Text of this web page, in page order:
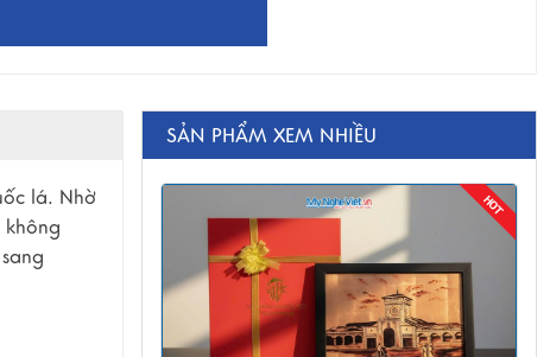
lá. Nhờ
SẢN PHẨM XEM NHIỀU